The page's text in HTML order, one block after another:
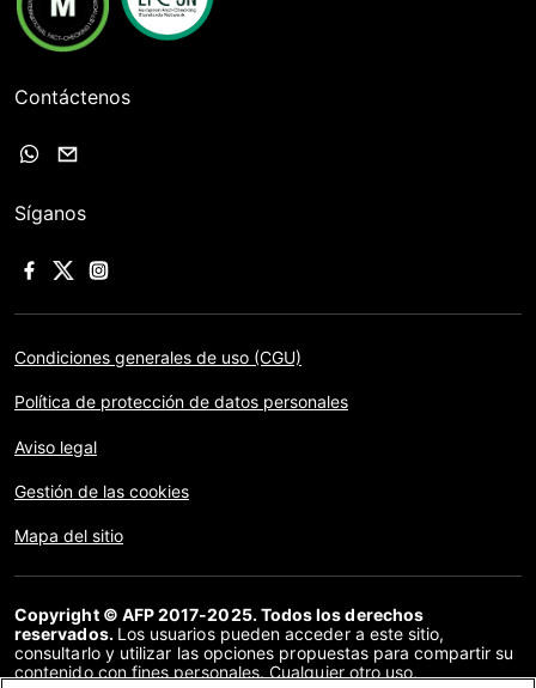
Contáctenos
Síganos
Condiciones generales de uso (CGU)
Política de protección de datos personales
Aviso legal
Gestión de las cookies
Mapa del sitio
Copyright © AFP 2017-2025. Todos los derechos
reservados. Los usuarios pueden acceder a este sitio,
consultarlo y utilizar las opciones propuestas para compartir su
contenido con fines personales. Cualquier otro uso,